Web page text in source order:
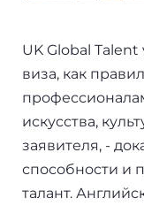
UK Global Talent
виза, как
искусства,
заявителя, -
способности и
талант.
+7(499)938-
Whatsapp
Германия
Дания
Словакия
Америка